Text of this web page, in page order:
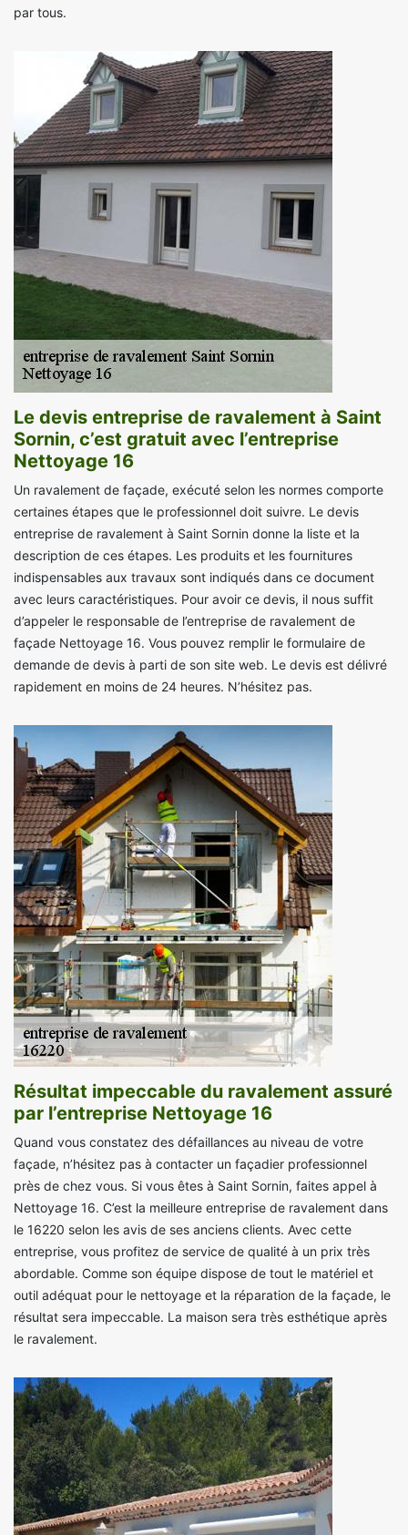
par tous.
Le devis entreprise de ravalement à Saint
Sornin, c’est gratuit avec l’entreprise
Nettoyage 16
Un ravalement de façade, exécuté selon les normes comporte
certaines étapes que le professionnel doit suivre. Le devis
entreprise de ravalement à Saint Sornin donne la liste et la
description de ces étapes. Les produits et les fournitures
indispensables aux travaux sont indiqués dans ce document
avec leurs caractéristiques. Pour avoir ce devis, il nous suffit
d’appeler le responsable de l’entreprise de ravalement de
façade Nettoyage 16. Vous pouvez remplir le formulaire de
demande de devis à parti de son site web. Le devis est délivré
rapidement en moins de 24 heures. N’hésitez pas.
Résultat impeccable du ravalement assuré
par l’entreprise Nettoyage 16
Quand vous constatez des défaillances au niveau de votre
façade, n’hésitez pas à contacter un façadier professionnel
près de chez vous. Si vous êtes à Saint Sornin, faites appel à
Nettoyage 16. C’est la meilleure entreprise de ravalement dans
le 16220 selon les avis de ses anciens clients. Avec cette
entreprise, vous profitez de service de qualité à un prix très
abordable. Comme son équipe dispose de tout le matériel et
outil adéquat pour le nettoyage et la réparation de la façade, le
résultat sera impeccable. La maison sera très esthétique après
le ravalement.